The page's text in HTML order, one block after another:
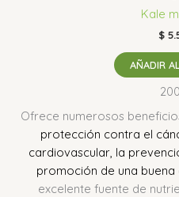
Kale
$
AÑADIR
Ofrece numerosos
protección contra el
cardiovascular, la
promoción de una buena
excelente fuente de